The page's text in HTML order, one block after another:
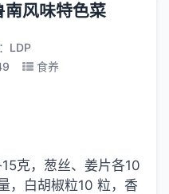
南风味特色菜
LDP
食养
克，葱丝、姜片各10
，白胡椒粒10 粒，香